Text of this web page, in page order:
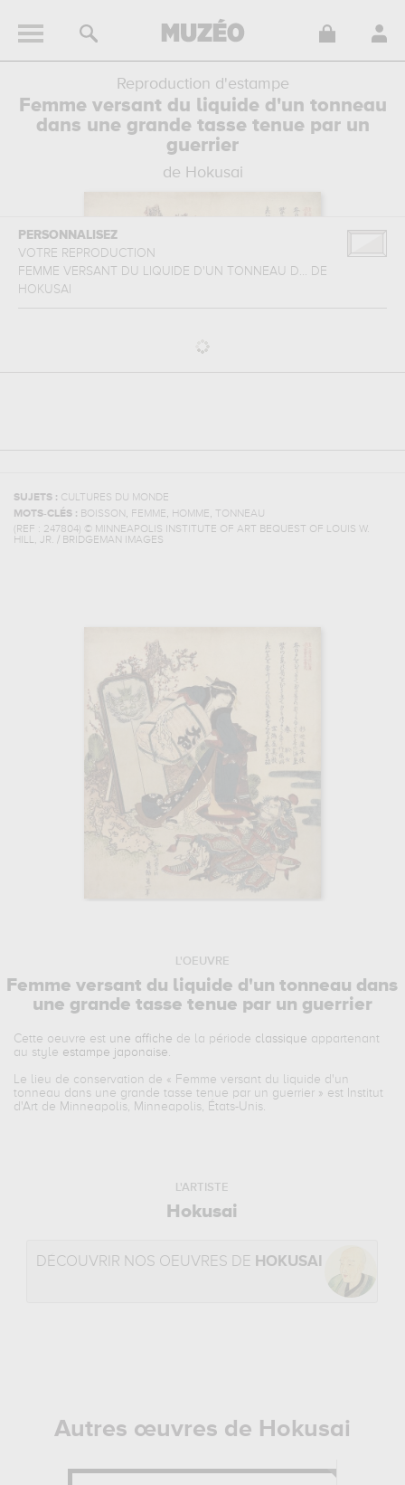
Reproduction d'estampe
Femme versant du liquide d'un tonneau
dans une grande tasse tenue par un
guerrier
de Hokusai
PERSONNALISEZ
VOTRE REPRODUCTION
FEMME VERSANT DU LIQUIDE D'UN TONNEAU D... DE
HOKUSAI
SUJETS : CULTURES DU MONDE
MOTS-CLÉS : BOISSON , FEMME, HOMME, TONNEAU
(REF : 247804) © MINNEAPOLIS INSTITUTE OF ART BEQUEST OF LOUIS W.
HILL, JR. / BRIDGEMAN IMAGES
L'OEUVRE
Femme versant du liquide d'un tonneau dans
une grande tasse tenue par un guerrier
Cette oeuvre est une affiche de la période classique appartenant
au style estampe japonaise.
Le lieu de conservation de « Femme versant du liquide d'un
tonneau dans une grande tasse tenue par un guerrier » est Institut
d'Art de Minneapolis, Minneapolis, États-Unis.
L'ARTISTE
Hokusai
DÉCOUVRIR NOS OEUVRES DE HOKUSAI
Autres œuvres de Hokusai